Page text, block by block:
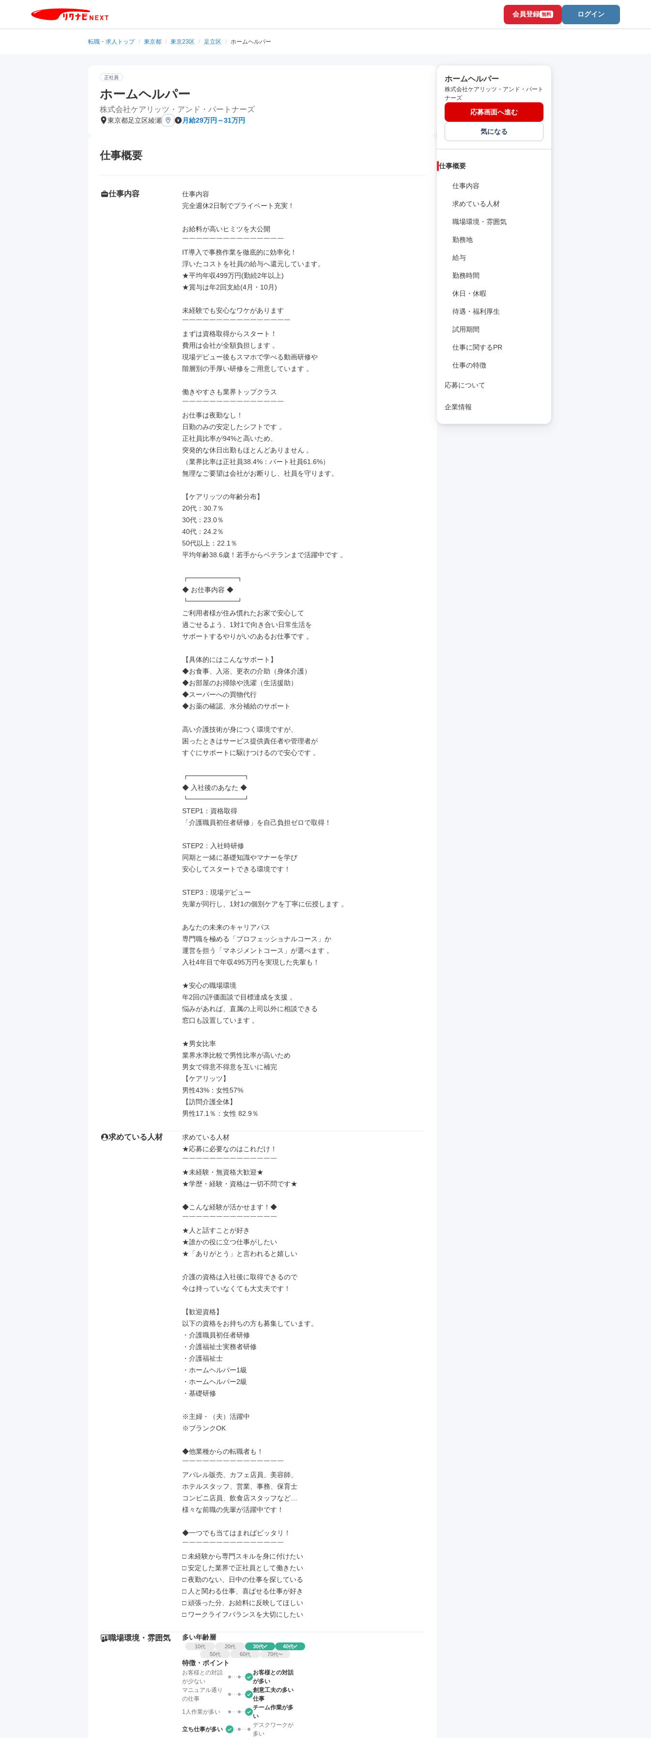
会員登録 無料 ログイン
転職・求人トップ / 東京都 / 東京23区 / 足立区 / ホームヘルパー
正社員
ホームヘルパー
株式会社ケアリッツ・アンド・パートナーズ
東京都足立区綾瀬 月給29万円～31万円
仕事概要
仕事内容
仕事内容
完全週休2日制でプライベート充実！
お給料が高いヒミツを大公開
￣￣￣￣￣￣￣￣￣￣￣￣￣￣￣
IT導入で事務作業を徹底的に効率化！
浮いたコストを社員の給与へ還元しています。
★平均年収499万円(勤続2年以上)
★賞与は年2回支給(4月・10月)
未経験でも安心なワケがあります
￣￣￣￣￣￣￣￣￣￣￣￣￣￣￣￣
まずは資格取得からスタート！
費用は会社が全額負担します 。
現場デビュー後もスマホで学べる動画研修や
階層別の手厚い研修をご用意しています 。
働きやすさも業界トップクラス
￣￣￣￣￣￣￣￣￣￣￣￣￣￣￣
お仕事は夜勤なし！
日勤のみの安定したシフトです 。
正社員比率が94%と高いため、
突発的な休日出勤もほとんどありません 。
（業界比率は正社員38.4%：パート社員61.6%）
無理なご要望は会社がお断りし、社員を守ります。
【ケアリッツの年齢分布】
20代：30.7％
30代：23.0％
40代：24.2％
50代以上：22.1％
平均年齢38.6歳！若手からベテランまで活躍中です 。
┏━━━━━━━┓
◆ お仕事内容 ◆
┗━━━━━━━┛
ご利用者様が住み慣れたお家で安心して
過ごせるよう、1対1で向き合い日常生活を
サポートするやりがいのあるお仕事です 。
【具体的にはこんなサポート】
◆お食事、入浴、更衣の介助（身体介護）
◆お部屋のお掃除や洗濯（生活援助）
◆スーパーへの買物代行
◆お薬の確認、水分補給のサポート
高い介護技術が身につく環境ですが、
困ったときはサービス提供責任者や管理者が
すぐにサポートに駆けつけるので安心です 。
┏━━━━━━━━┓
◆ 入社後のあなた ◆
┗━━━━━━━━┛
STEP1：資格取得
「介護職員初任者研修」を自己負担ゼロで取得！
STEP2：入社時研修
同期と一緒に基礎知識やマナーを学び
安心してスタートできる環境です！
STEP3：現場デビュー
先輩が同行し、1対1の個別ケアを丁寧に伝授します 。
あなたの未来のキャリアパス
専門職を極める「プロフェッショナルコース」か
運営を担う「マネジメントコース」が選べます 。
入社4年目で年収495万円を実現した先輩も！
★安心の職場環境
年2回の評価面談で目標達成を支援 。
悩みがあれば、直属の上司以外に相談できる
窓口も設置しています 。
★男女比率
業界水準比較で男性比率が高いため
男女で得意不得意を互いに補完
【ケアリッツ】
男性43%：女性57%
【訪問介護全体】
男性17.1％：女性 82.9％
求めている人材
求めている人材
★応募に必要なのはこれだけ！
￣￣￣￣￣￣￣￣￣￣￣￣￣￣
★未経験・無資格大歓迎★
★学歴・経験・資格は一切不問です★
◆こんな経験が活かせます！◆
￣￣￣￣￣￣￣￣￣￣￣￣￣￣
★人と話すことが好き
★誰かの役に立つ仕事がしたい
★「ありがとう」と言われると嬉しい
介護の資格は入社後に取得できるので
今は持っていなくても大丈夫です！
【歓迎資格】
以下の資格をお持ちの方も募集しています。
・介護職員初任者研修
・介護福祉士実務者研修
・介護福祉士
・ホームヘルパー1級
・ホームヘルパー2級
・基礎研修
※主婦・（夫）活躍中
※ブランクOK
◆他業種からの転職者も！
￣￣￣￣￣￣￣￣￣￣￣￣￣￣￣
アパレル販売、カフェ店員、美容師、
ホテルスタッフ、営業、事務、保育士
コンビニ店員、飲食店スタッフなど…
様々な前職の先輩が活躍中です！
◆一つでも当てはまればピッタリ！
￣￣￣￣￣￣￣￣￣￣￣￣￣￣￣
□ 未経験から専門スキルを身に付けたい
□ 安定した業界で正社員として働きたい
□ 夜勤のない、日中の仕事を探している
□ 人と関わる仕事、喜ばせる仕事が好き
□ 頑張った分、お給料に反映してほしい
□ ワークライフバランスを大切にしたい
職場環境・雰囲気 多い年齢層
10代 20代 30代 40代
50代 60代 70代〜
特徴・ポイント
お客様との対話
が少ない
お客様との対話
が多い
マニュアル通り
の仕事
創意工夫の多い
仕事
1人作業が多い
チーム作業が多
い
立ち仕事が多い
デスクワークが
多い
ホームヘルパー
株式会社ケアリッツ・アンド・パート
ナーズ
応募画面へ進む
気になる
仕事概要
仕事内容
求めている人材
職場環境・雰囲気
勤務地
給与
勤務時間
休日・休暇
待遇・福利厚生
試用期間
仕事に関するPR
仕事の特徴
応募について
企業情報